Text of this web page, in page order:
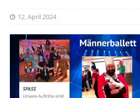
12. April 2024